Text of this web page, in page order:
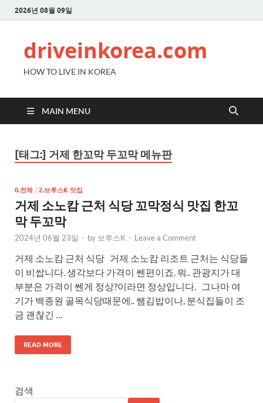
2026년 08월 09일
driveinkorea.com
HOW TO LIVE IN KOREA
MAIN MENU
[태그:] 거제 한꼬막 두꼬막 메뉴판
0.전체 / 2.브루스K 맛집
거제 소노캄 근처 식당 꼬막정식 맛집 한꼬
막 두꼬막
2024년 06월 23일 - by 브루스K - Leave a Comment
거제 소노캄 근처 식당 거제 소노캄 리조트 근처는 식당들
이 비쌉니다. 생각보다 가격이 쎈편이죠. 뭐.. 관광지가 대
부분은 가격이 쎈게 정상?이라면 정상입니다. 그나마 여
기가 백종원 골목식당때문에.. 쌤김밥이나, 분식집들이 조
금 괜찮긴 …
READ MORE
검색